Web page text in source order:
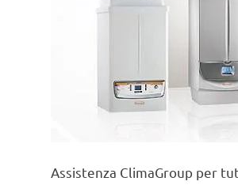
Assistenza ClimaGroup per